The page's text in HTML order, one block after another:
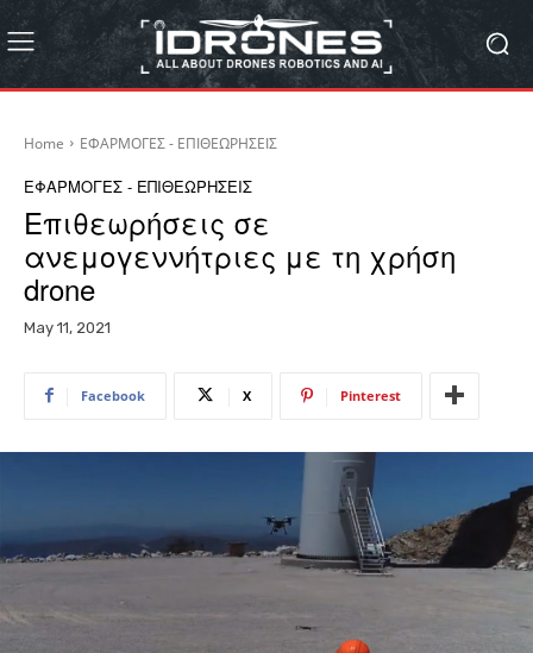
Home ΕΦΑΡΜΟΓΕΣ - ΕΠΙΘΕΩΡΗΣΕΙΣ
ΕΦΑΡΜΟΓΕΣ - ΕΠΙΘΕΩΡΗΣΕΙΣ
Επιθεωρήσεις σε
ανεμογεννήτριες με τη χρήση
drone
May 11, 2021
Facebook X Pinterest